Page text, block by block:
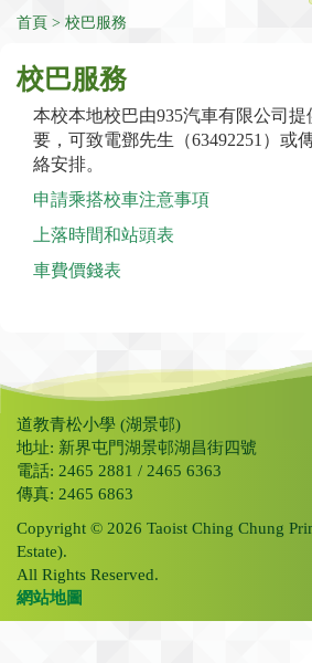
首頁 校巴服務
校巴服務
本校本地校巴由935汽車有限公司
要，可致電鄧先生（63492251）或
絡安排。
申請乘搭校車注意事項
上落時間和站頭表
車費價錢表
道教青松小學 (湖景邨)
地址: 新界屯門湖景邨湖昌街四號
電話: 2465 2881 / 2465 6363
傳真: 2465 6863
Copyright © 2026 Taoist Ching Chung
Estate).
All Rights Reserved.
網站地圖